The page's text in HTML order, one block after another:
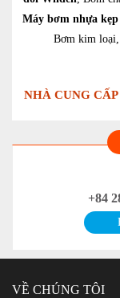
Máy bơm nhựa
Bơm kim loại,
NHÀ CUNG
+84
VỀ CHÚNG TÔI